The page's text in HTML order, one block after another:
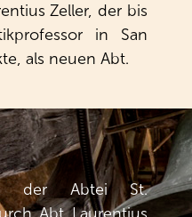
Zeller, der bis
in San
als neuen Abt.
der Abtei St.